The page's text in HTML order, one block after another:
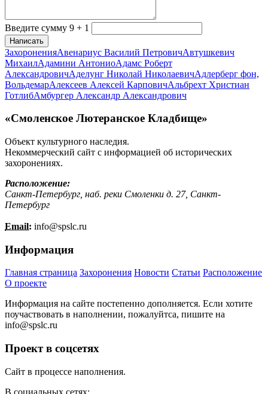
Введите сумму 9 + 1
Написать
ЗахороненияАвенариус Василий ПетровичАвтушкевич
МихаилАдамини АнтониоАдамс Роберт
АлександровичАделунг Николай НиколаевичАдлерберг фон,
ВольдемарАлексеев Алексей КарповичАльбрехт Христиан
ГотлибАмбургер Александр Александрович
«Смоленское Лютеранское Кладбище»
Объект культурного наследия.
Некоммерческий сайт с информацией об исторических
захоронениях.
Расположение:
Санкт-Петербург, наб. реки Смоленки д. 27, Санкт-
Петербург
Email: info@spslc.ru
Информация
Главная страница Захоронения Новости Статьи Расположение
О проекте
Информация на сайте постепенно дополняется. Если хотите
поучаствовать в наполнении, пожалуйтса, пишите на
info@spslc.ru
Проект в соцсетях
Сайт в процессе наполнения.
В социальных сетях: